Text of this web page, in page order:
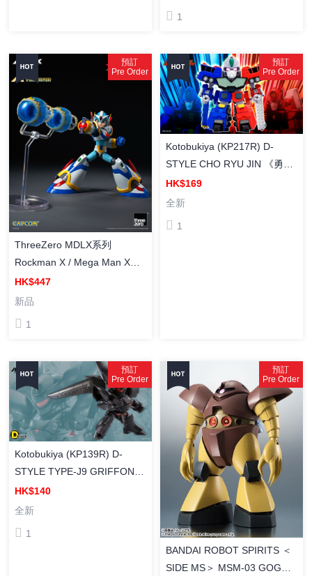
1
預訂
Pre Order
ThreeZero MDLX系列
Rockman X / Mega Man X
Force Armor 洛克人X 武力裝
甲 塗裝成品
HK$447
新品
1
預訂
Pre Order
Kotobukiya (KP217R) D-
STYLE CHO RYU JIN 《勇者
王》超龍神 組裝模型
HK$169
全新
1
預訂
Pre Order
Kotobukiya (KP139R) D-
STYLE TYPE-J9 GRIFFON
獅鷲《機動警察》組裝模型
HK$140
全新
1
預訂
Pre Order
BANDAI ROBOT SPIRITS ＜
SIDE MS＞ MSM-03 GOGG